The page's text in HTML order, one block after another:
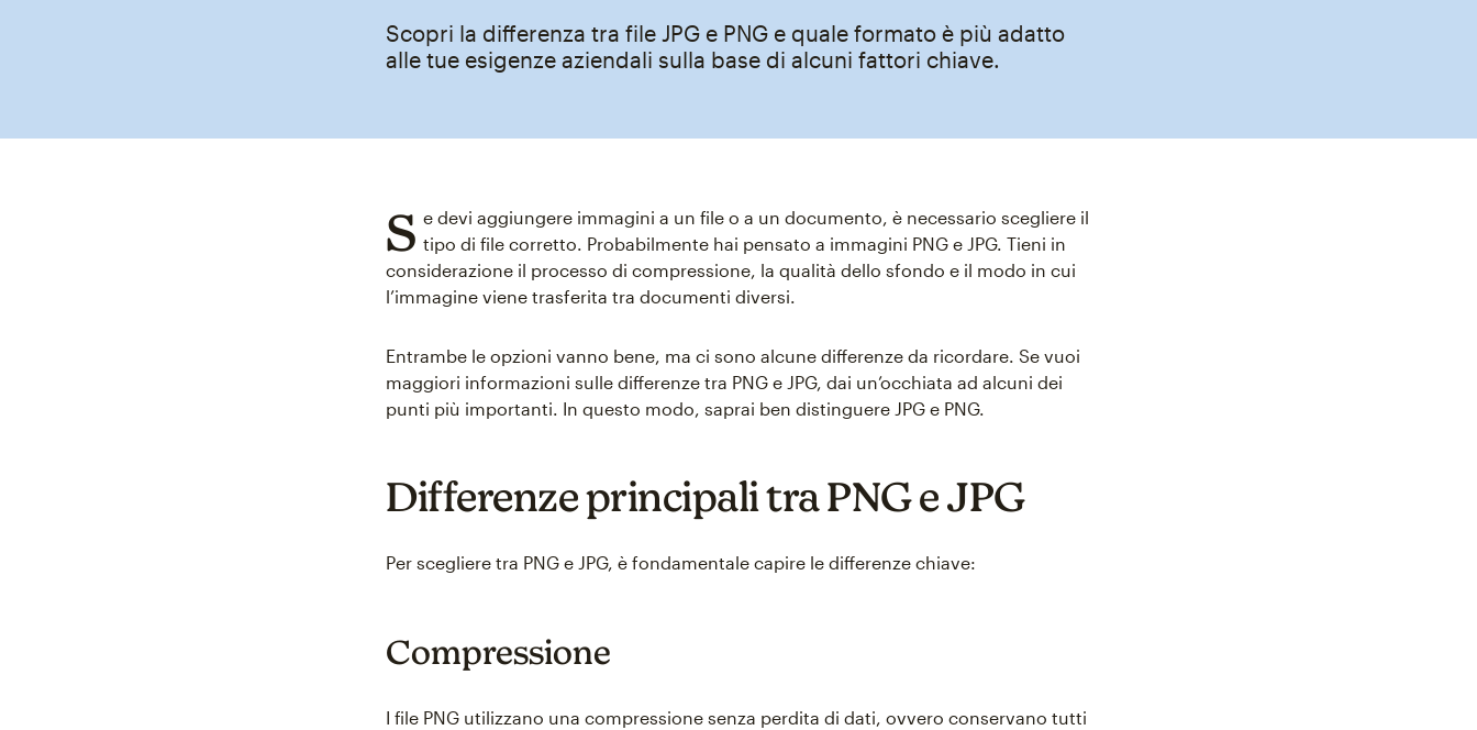
Scopri la differenza tra file JPG e PNG e quale formato è più adatto
alle tue esigenze aziendali sulla base di alcuni fattori chiave.
S e devi aggiungere immagini a un file o a un documento, è necessario scegliere il
tipo di file corretto. Probabilmente hai pensato a immagini PNG e JPG. Tieni in
considerazione il processo di compressione, la qualità dello sfondo e il modo in cui
l’immagine viene trasferita tra documenti diversi.
Entrambe le opzioni vanno bene, ma ci sono alcune differenze da ricordare. Se vuoi
maggiori informazioni sulle differenze tra PNG e JPG, dai un’occhiata ad alcuni dei
punti più importanti. In questo modo, saprai ben distinguere JPG e PNG.
Differenze principali tra PNG e JPG
Per scegliere tra PNG e JPG, è fondamentale capire le differenze chiave:
Compressione
I file PNG utilizzano una compressione senza perdita di dati, ovvero conservano tutti